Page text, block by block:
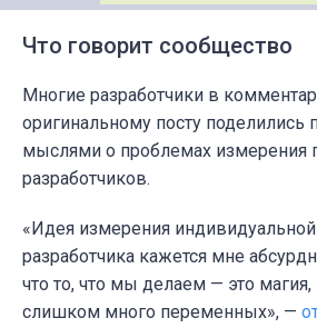
Что говорит сообщество
Многие разработчики в
оригинальному посту поделились
мыслями о проблемах измерения
разработчиков.
«Идея измерения
разработчика кажется мне
что то, что мы делаем — это магия,
слишком много переменных», —